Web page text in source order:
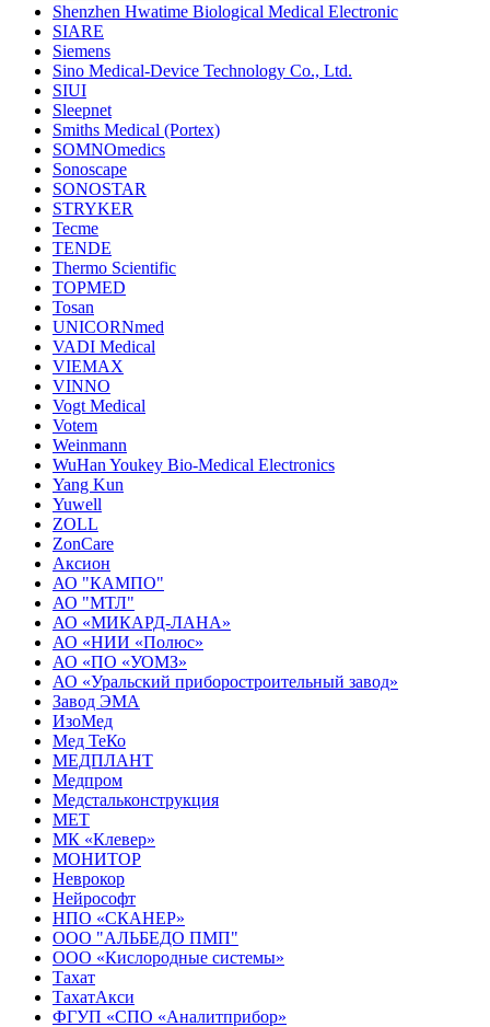
Shenzhen Hwatime Biological Medical Electronic
SIARE
Siemens
Sino Medical-Device Technology Co., Ltd.
SIUI
Sleepnet
Smiths Medical (Portex)
SOMNOmedics
Sonoscape
SONOSTAR
STRYKER
Tecme
TENDE
Thermo Scientific
TOPMED
Tosan
UNICORNmed
VADI Medical
VIEMAX
VINNO
Vogt Medical
Votem
Weinmann
WuHan Youkey Bio-Medical Electronics
Yang Kun
Yuwell
ZOLL
ZonCare
Аксион
АО "КАМПО"
АО "МТЛ"
АО «МИКАРД-ЛАНА»
АО «НИИ «Полюс»
АО «ПО «УОМЗ»
АО «Уральский приборостроительный завод»
Завод ЭМА
ИзоМед
Мед ТеКо
МЕДПЛАНТ
Медпром
Медстальконструкция
МЕТ
МК «Клевер»
МОНИТОР
Неврокор
Нейрософт
НПО «СКАНЕР»
ООО "АЛЬБЕДО ПМП"
ООО «Кислородные системы»
Тахат
ТахатАкси
ФГУП «СПО «Аналитприбор»